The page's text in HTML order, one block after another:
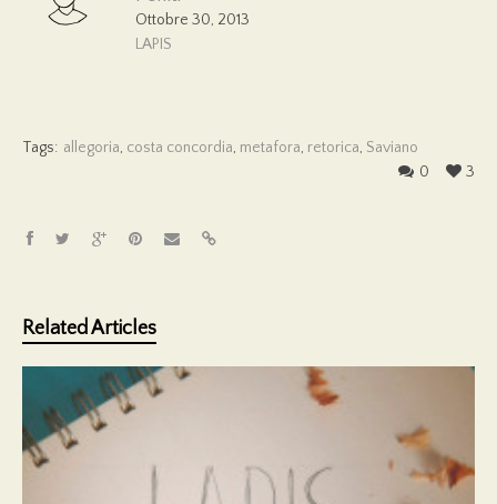
Ottobre 30, 2013
LAPIS
Tags: allegoria, costa concordia, metafora, retorica, Saviano
3
0
Related Articles